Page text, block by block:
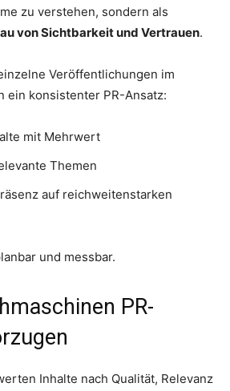
zu verstehen, sondern als
von Sichtbarkeit und Vertrauen.
Veröffentlichungen im
ein konsistenter PR-Ansatz:
mit Mehrwert
Themen
auf reichweitenstarken
und messbar.
PR-
Inhalte nach Qualität, Relevanz